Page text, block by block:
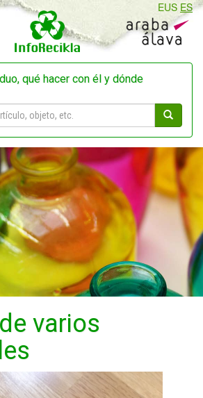
EUS ES
qué hacer con él y dónde
varios